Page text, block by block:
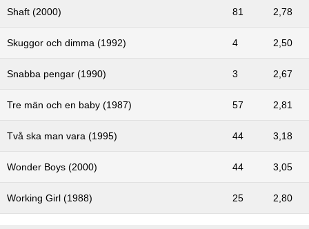
Shaft (2000) 81 2,78
Skuggor och dimma (1992) 4 2,50
Snabba pengar (1990) 3 2,67
Tre män och en baby (1987) 57 2,81
Två ska man vara (1995) 44 3,18
Wonder Boys (2000) 44 3,05
Working Girl (1988) 25 2,80